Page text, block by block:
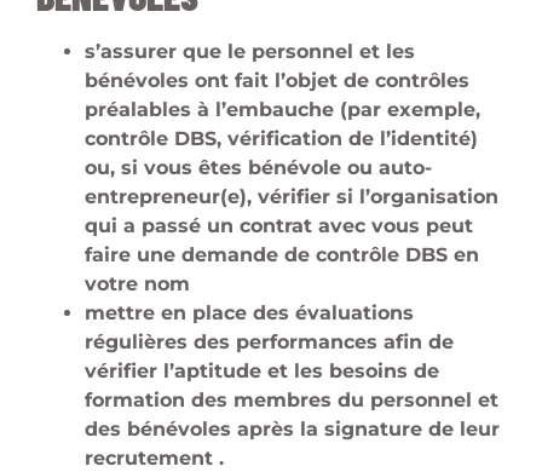
s’assurer que le personnel et les
bénévoles ont fait l’objet de contrôles
préalables à l’embauche (par exemple,
contrôle DBS, vérification de l’identité)
ou, si vous êtes bénévole ou auto-
entrepreneur(e), vérifier si l’organisation
qui a passé un contrat avec vous peut
faire une demande de contrôle DBS en
votre nom
mettre en place des évaluations
régulières des performances afin de
vérifier l’aptitude et les besoins de
formation des membres du personnel et
des bénévoles après la signature de leur
recrutement .